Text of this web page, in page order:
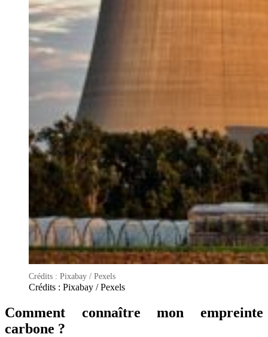
Crédits : Pixabay / Pexels
Crédits : Pixabay / Pexels
Comment connaître mon empreinte
carbone ?